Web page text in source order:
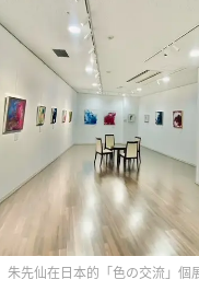
朱先仙在日本的「色の交流」個